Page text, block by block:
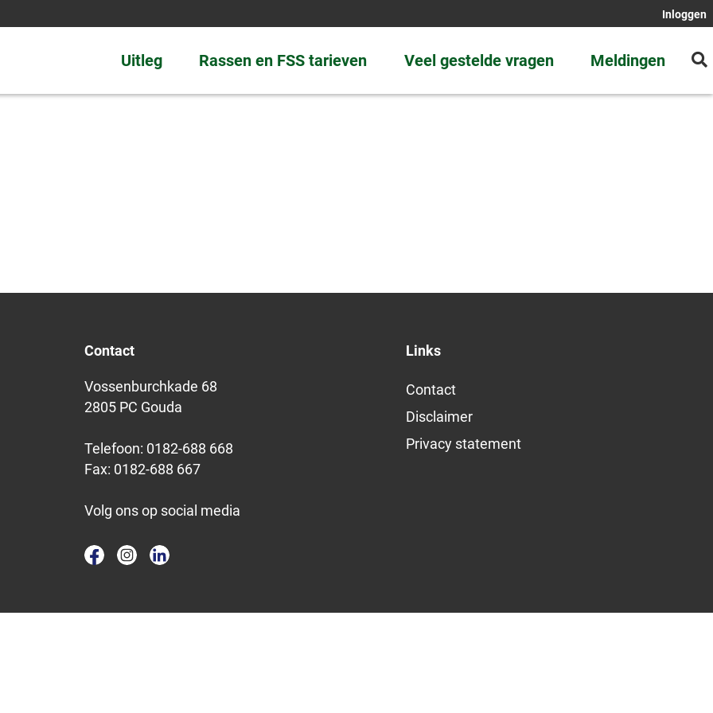
Inloggen
Uitleg Rassen en FSS tarieven Veel gestelde vragen Meldingen
Contact
Vossenburchkade 68
2805 PC Gouda
Telefoon: 0182-688 668
Fax: 0182-688 667
Volg ons op social media
Links
Contact
Disclaimer
Privacy statement